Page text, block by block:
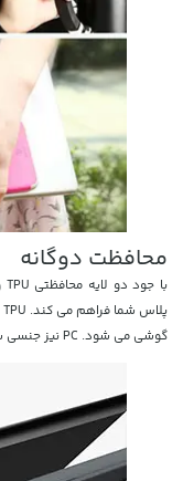
محافظت دوگانه
گوشی می شود. PC نیز جنسی سخت محکم دارد که نمای پشتی قاب را می پوشاند.